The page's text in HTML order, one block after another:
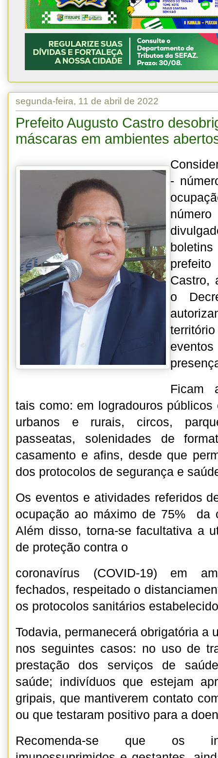
segunda-feira, 11 de abril de 2022
Prefeito Augusto Castro
máscaras em ambientes
-
prefeito
Castro,
o
Ficam
tais como: em logradouros
urbanos e rurais, circos,
passeatas, solenidades de
casamento e afins, desde que
dos protocolos de segurança e
Os eventos e atividades referidos
ocupação ao máximo de 75% da
Além disso, torna-se facultativa a
de proteção contra o
coronavírus (COVID-19) em
fechados, respeitado o
os protocolos sanitários
Todavia, permanecerá obrigatória a
nos seguintes casos: no uso de
prestação dos serviços de
saúde; indivíduos que estejam
gripais, que mantiverem contato
ou que testaram positivo para a
Recomenda-se que os